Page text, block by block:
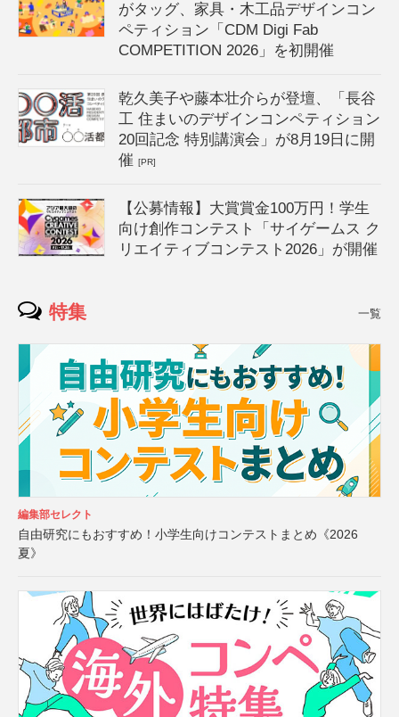
がタッグ、家具・木工品デザインコン
ペティション「CDM Digi Fab
COMPETITION 2026」を初開催
乾久美子や藤本壮介らが登壇、「長谷
工 住まいのデザインコンペティション
20回記念 特別講演会」が8月19日に開
催[PR]
【公募情報】大賞賞金100万円！学生
向け創作コンテスト「サイゲームス ク
リエイティブコンテスト2026」が開催
特集 一覧
編集部セレクト
自由研究にもおすすめ！小学生向けコンテストまとめ《2026
夏》